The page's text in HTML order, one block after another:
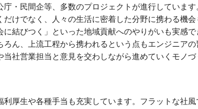
庁・⺠間企等、多数のプロジェクトが進⾏していま
だけでなく、⼈々の⽣活に密着した分野に携わる機
に結びつく」といった地域貢献へのやりがいも実感
ろん、上流⼯程から携われるという点もエンジニア
当社営業担当と意⾒を交わしながら進めていくモノ
利厚⽣や各種⼿当も充実しています。フラットな社